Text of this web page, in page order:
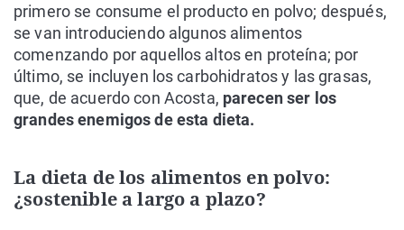
primero se consume el producto en polvo; después,
se van introduciendo algunos alimentos
comenzando por aquellos altos en proteína; por
último, se incluyen los carbohidratos y las grasas,
que, de acuerdo con Acosta, parecen ser los
grandes enemigos de esta dieta.
La dieta de los alimentos en polvo:
¿sostenible a largo a plazo?